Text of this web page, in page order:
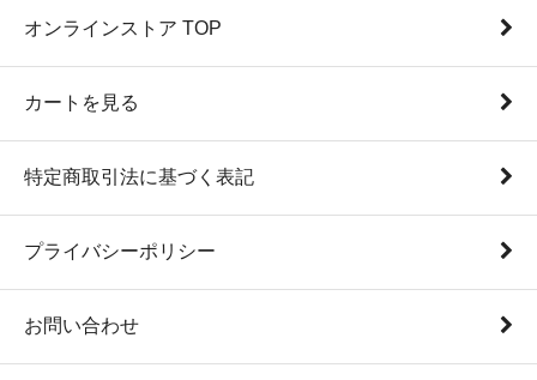
オンラインストア TOP
カートを見る
特定商取引法に基づく表記
プライバシーポリシー
お問い合わせ